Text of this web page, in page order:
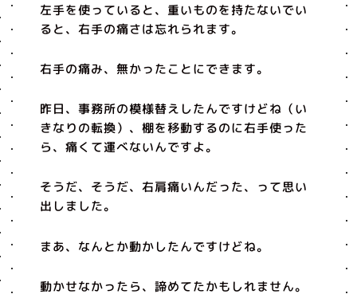
左手を使っていると、重いものを持たないでい
ると、右手の痛さは忘れられます。
右手の痛み、無かったことにできます。
昨日、事務所の模様替えしたんですけどね（い
きなりの転換）、棚を移動するのに右手使った
ら、痛くて運べないんですよ。
そうだ、そうだ、右肩痛いんだった、って思い
出しました。
まあ、なんとか動かしたんですけどね。
動かせなかったら、諦めてたかもしれません。